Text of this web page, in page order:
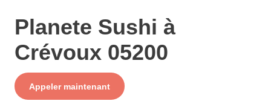
Planete Sushi à
Crévoux 05200
Appeler maintenant
Service
+ prix appel